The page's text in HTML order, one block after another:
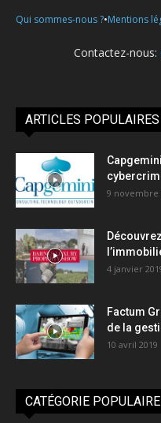
Qui sommes-nous ?•Mentions
Contactez-nous:
ARTICLES POPULAIRES
9 novembre
4 janvier
Factum
de la
10 avril 2019
CATÉGORIE POPULAIRE